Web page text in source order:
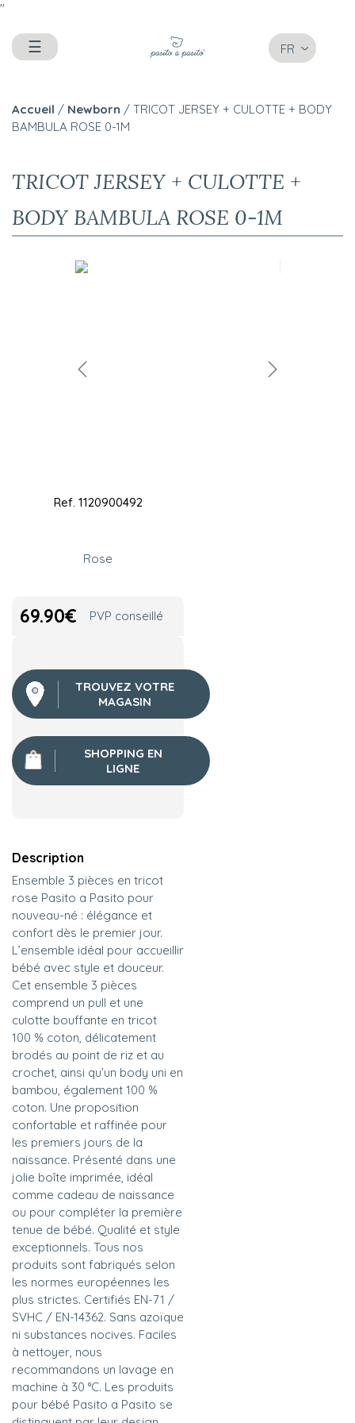
"
☰ FR
Accueil / Newborn / TRICOT JERSEY + CULOTTE + BODY
BAMBULA ROSE 0-1M
TRICOT JERSEY + CULOTTE +
BODY BAMBULA ROSE 0-1M
Ref. 1120900492
Rose
69.90€ PVP conseillé
TROUVEZ VOTRE
MAGASIN
SHOPPING EN
LIGNE
Description
Ensemble 3 pièces en tricot
rose Pasito a Pasito pour
nouveau-né : élégance et
confort dès le premier jour.
L’ensemble idéal pour accueillir
bébé avec style et douceur.
Cet ensemble 3 pièces
comprend un pull et une
culotte bouffante en tricot
100 % coton, délicatement
brodés au point de riz et au
crochet, ainsi qu’un body uni en
bambou, également 100 %
coton. Une proposition
confortable et raffinée pour
les premiers jours de la
naissance. Présenté dans une
jolie boîte imprimée, idéal
comme cadeau de naissance
ou pour compléter la première
tenue de bébé. Qualité et style
exceptionnels. Tous nos
produits sont fabriqués selon
les normes européennes les
plus strictes. Certifiés EN-71 /
SVHC / EN-14362. Sans azoïque
ni substances nocives. Faciles
à nettoyer, nous
recommandons un lavage en
machine à 30 °C. Les produits
pour bébé Pasito a Pasito se